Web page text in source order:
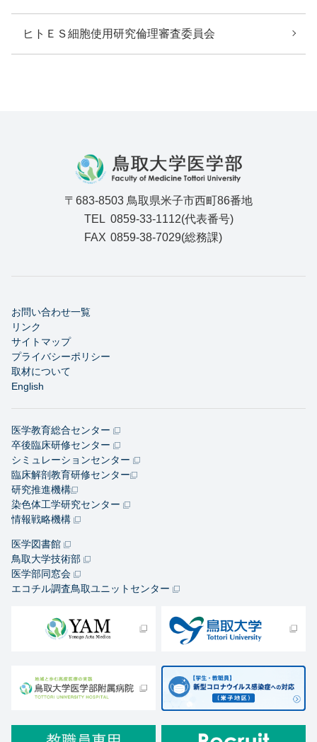
ヒトＥＳ細胞使用研究倫理審査委員会
〒683-8503 鳥取県米子市西町86番地
TEL 0859-33-1112(代表番号)
FAX 0859-38-7029(総務課)
お問い合わせ一覧
リンク
サイトマップ
プライバシーポリシー
取材について
English
医学教育総合センター
卒後臨床研修センター
シミュレーションセンター
臨床解剖教育研修センター
研究推進機構
染色体工学研究センター
情報戦略機構
医学図書館
鳥取大学技術部
医学部同窓会
エコチル調査鳥取ユニットセンター